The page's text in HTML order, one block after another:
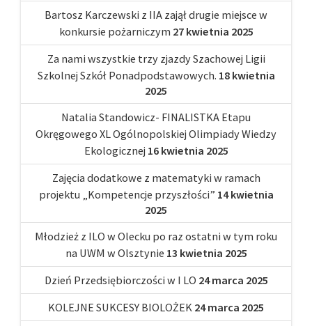
Bartosz Karczewski z IIA zajął drugie miejsce w
konkursie pożarniczym 27 kwietnia 2025
Za nami wszystkie trzy zjazdy Szachowej Ligii
Szkolnej Szkół Ponadpodstawowych. 18 kwietnia
2025
Natalia Standowicz- FINALISTKA Etapu
Okręgowego XL Ogólnopolskiej Olimpiady Wiedzy
Ekologicznej 16 kwietnia 2025
Zajęcia dodatkowe z matematyki w ramach
projektu „Kompetencje przyszłości” 14 kwietnia
2025
Młodzież z ILO w Olecku po raz ostatni w tym roku
na UWM w Olsztynie 13 kwietnia 2025
Dzień Przedsiębiorczości w I LO 24 marca 2025
KOLEJNE SUKCESY BIOLOŻEK 24 marca 2025